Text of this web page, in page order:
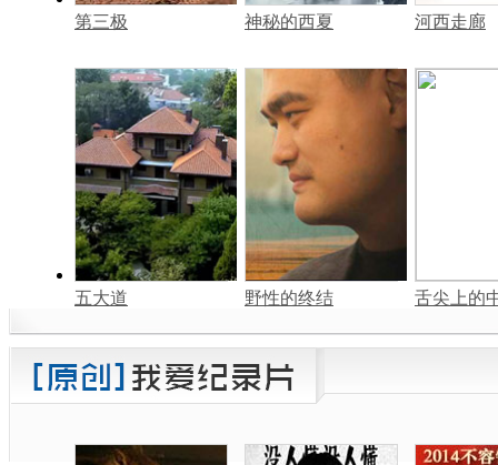
第三极 神秘的西夏 河西走廊
五大道 野性的终结 舌尖上的